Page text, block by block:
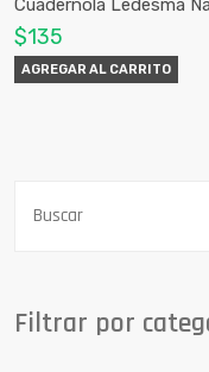
Cuadernola Ledesma
$135
AGREGAR AL CARRITO
Filtrar por